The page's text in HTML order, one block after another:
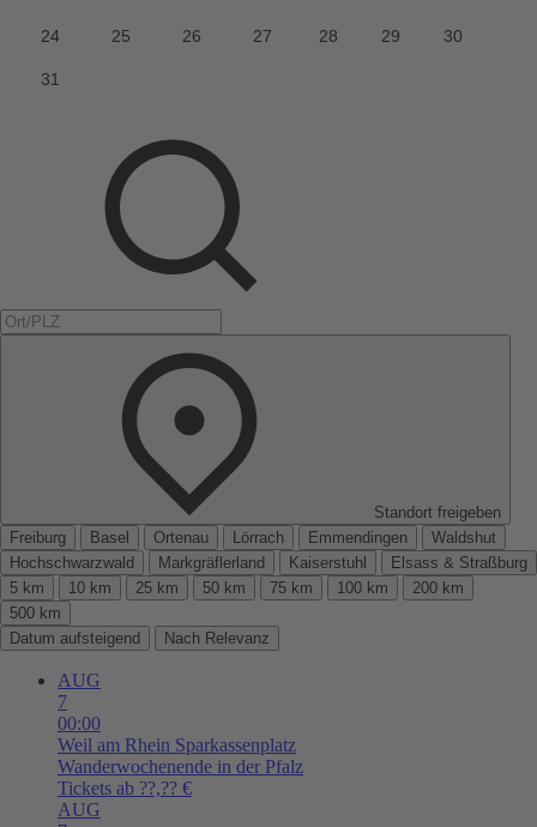
Standort freigeben
Freiburg
Basel Ortenau Lörrach Emmendingen
Waldshut
Hochschwarzwald
Markgräflerland Kaiserstuhl
Elsass & Straßburg
5 km
10 km 25 km 50 km 75 km 100 km
200 km
500 km
Datum aufsteigend
Nach Relevanz
AUG
7
00:00
Weil am Rhein Sparkassenplatz
Wanderwochenende in der Pfalz
Tickets ab ??,?? €
AUG